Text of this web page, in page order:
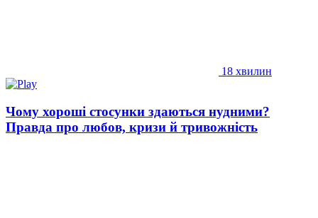
18 хвилин
Чому хороші стосунки здаються нудними?
Правда про любов, кризи й тривожність